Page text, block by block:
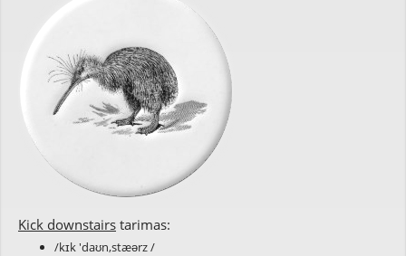
Kick downstairs tarimas:
/kɪk 'daʊn,stæərz /